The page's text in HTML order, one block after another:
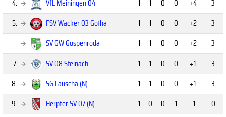
4.
VfL Meiningen 04 1 1 0 0 +4
3
5.
FSV Wacker 03 Gotha 1 1 0 0 +2
3
SV GW Gospenroda
1 1 0 0 +2
3
7.
SV 08 Steinach 1 1 0 0 +1
3
8.
SG Lauscha (N) 1 1 0 0 +1
3
9.
Herpfer SV 07 (N) 1 0 0 1 -1
0